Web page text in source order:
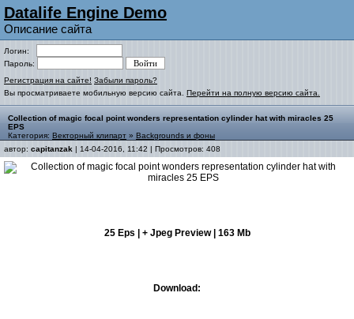
Datalife Engine Demo
Описание сайта
Логин:
Пароль:
Регистрация на сайте! Забыли пароль?
Вы просматриваете мобильную версию сайта. Перейти на полную версию сайта.
Collection of magic focal point wonders representation cylinder hat with miracles 25
EPS
Категория: Векторный клипарт » Backgrounds и фоны
автор: capitanzak | 14-04-2016, 11:42 | Просмотров: 408
25 Eps | + Jpeg Preview | 163 Mb
Download: